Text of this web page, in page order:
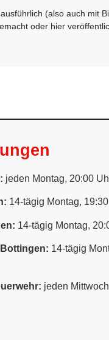
(also auch mit
oder hier
jeden Montag, 20:00
14-tägig Montag,
14-tägig Montag,
14-tägig
jeden